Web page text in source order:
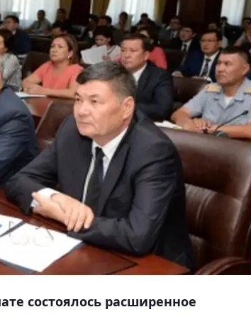
состоялось расширенное